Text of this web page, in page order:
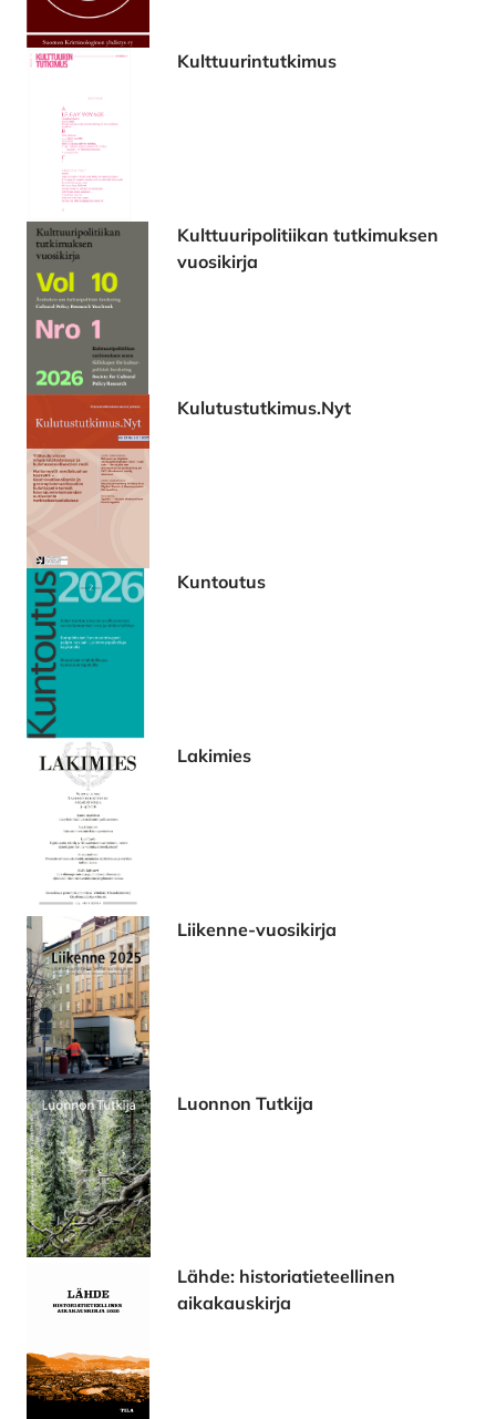
Kulttuurintutkimus
Kulttuuripolitiikan tutkimuksen
vuosikirja
Kulutustutkimus.Nyt
Kuntoutus
Lakimies
Liikenne-vuosikirja
Luonnon Tutkija
Lähde: historiatieteellinen
aikakauskirja